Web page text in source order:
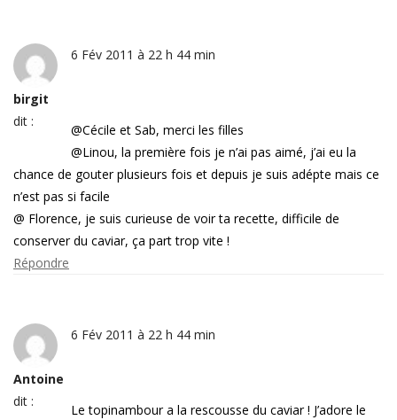
birgit
dit :
6 Fév 2011 à 22 h 44 min
@Cécile et Sab, merci les filles
@Linou, la première fois je n’ai pas aimé, j’ai eu la
chance de gouter plusieurs fois et depuis je suis adépte mais ce
n’est pas si facile
@ Florence, je suis curieuse de voir ta recette, difficile de
conserver du caviar, ça part trop vite !
Répondre
Antoine
dit :
6 Fév 2011 à 22 h 44 min
Le topinambour a la rescousse du caviar ! J’adore le